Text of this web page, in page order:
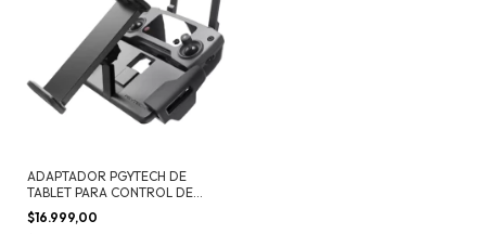
ADAPTADOR PGYTECH DE
TABLET PARA CONTROL DE
MAVIC 2
$16.999,00